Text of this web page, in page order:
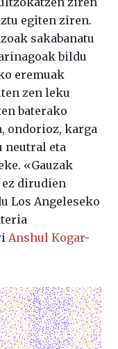
egiten ziren.
sakabanatu
bildu
eremuak
zen leku
baterako
ondorioz, karga
neutral eta
«Gauzak
dirudien
Los Angeleseko
Anshul Kogar-